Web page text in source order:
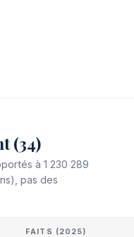
(34)
à 1 230 289
pas des
FAITS (2025)